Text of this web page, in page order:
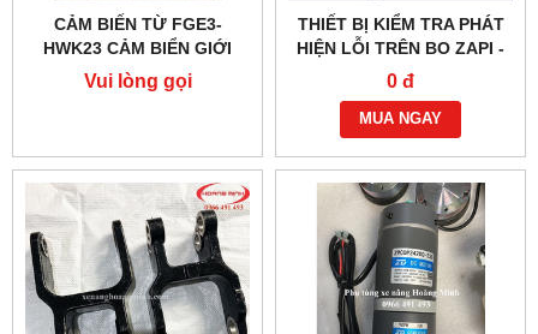
CẢM BIẾN TỪ FGE3-
HWK23 CẢM BIỂN GIỚI
HẠN KHUNG NÂNG
NOBLELIFT
Vui lòng gọi
THIẾT BỊ KIỂM TRA PHÁT
HIỆN LỖI TRÊN BO ZAPI -
XE NÂNG ĐIỆN
0 đ
MUA NGAY